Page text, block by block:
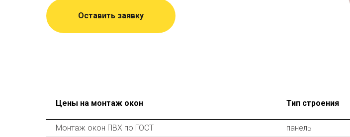
Оставить заявку
Цены на монтаж окон Тип строения
Монтаж окон ПВХ по ГОСТ панель